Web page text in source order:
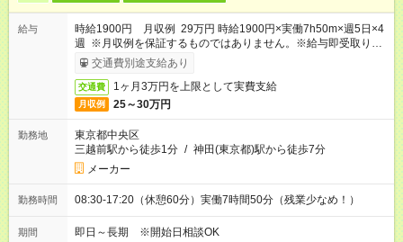
給与
時給1900円 月収例 29万円 時給1900円×実働7h50m×週5日×4
週 ※月収例を保証するものではありません。※給与即受取りサ
ービス利用可（利用条件有）
交通費別途支給あり
交通費 1ヶ月3万円を上限として実費支給
月収例 25～30万円
勤務地
東京都中央区
三越前駅から徒歩1分 / 神田(東京都)駅から徒歩7分
メーカー
勤務時間 08:30-17:20（休憩60分）実働7時間50分（残業少なめ！）
期間 即日～長期 ※開始日相談OK